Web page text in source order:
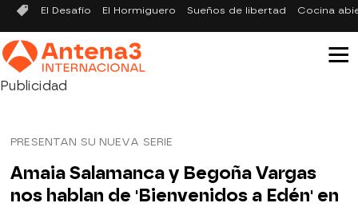
El Desafío El Hormiguero Sueños de libertad Cocina
Publicidad
PRESENTAN SU NUEVA SERIE
Amaia Salamanca y Begoña Vargas
nos hablan de 'Bienvenidos a Edén' en